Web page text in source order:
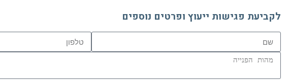
לקביעת פגישות ייעוץ ופרטים נוספים